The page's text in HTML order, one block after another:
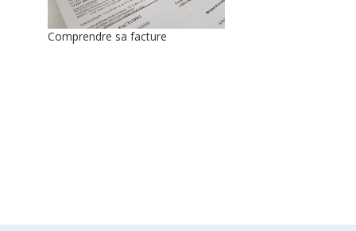
Comprendre sa facture